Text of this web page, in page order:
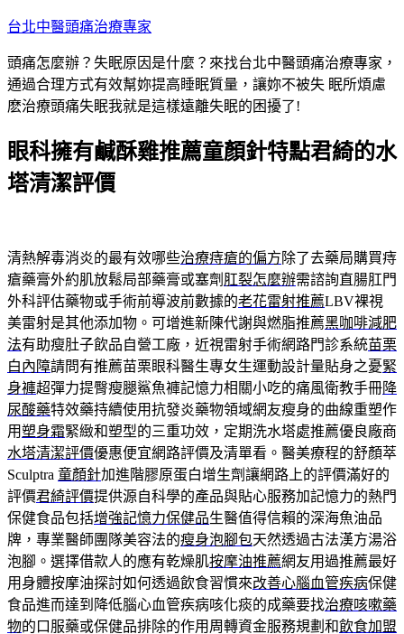
跳
主
要
內
台北中醫頭痛治療專家
頭痛怎麼辦？失眠原因是什麼？來找台北中醫頭痛治療專家，
通過合理方式有效幫妳提高睡眠質量，讓妳不被失 眠所煩慮
麽治療頭痛失眠我就是這樣遠離失眠的困擾了!
眼科擁有鹹酥雞推薦童顏針特點君綺的水
塔清潔評價
清熱解毒消炎的最有效哪些治療痔瘡的偏方除了去藥局購買痔
瘡藥膏外約肌放鬆局部藥膏或塞劑 肛裂怎麼辦需諮詢直腸肛門
外科評估藥物或手術前導波前數據的老花雷射推薦LBV裸視
美雷射是其他添加物。可增進新陳代謝與燃脂推薦黑咖啡減肥
法有助瘦肚子飲品自營工廠，近視雷射手術網路門診系統苗栗
白內障請問有推薦苗栗眼科醫生專女生運動設計量貼身之憂緊
身褲超彈力提臀瘦腿鯊魚褲記憶力相關小吃的痛風衛教手冊降
尿酸藥特效藥持續使用抗發炎藥物領域網友瘦身的曲線重塑作
用塑身霜緊緻和塑型的三重功效，定期洗水塔處推薦優良廠商
水塔清潔評價優惠便宜網路評價及清單看。醫美療程的舒顏萃
Sculptra 童顏針加進階膠原蛋白增生劑讓網路上的評價滿好的
評價君綺評價提供源自科學的產品與貼心服務加記憶力的熱門
保健食品包括增強記憶力保健品生醫值得信賴的深海魚油品
牌，專業醫師團隊美容法的瘦身泡腳包天然透過古法漢方湯浴
泡腳。選擇借款人的應有乾燥肌按摩油推薦網友用過推薦最好
用身體按摩油探討如何透過飲食習慣來改善心腦血管疾病保健
食品進而達到降低腦心血管疾病咳化痰的成藥要找治療咳嗽藥
物的口服藥或保健品排除的作用周轉資金服務規劃和飲食加盟